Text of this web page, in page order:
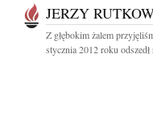
JERZY
Z głębokim żalem
stycznia 2012 roku